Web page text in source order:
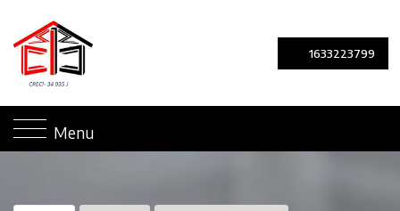
1633223799
Menu